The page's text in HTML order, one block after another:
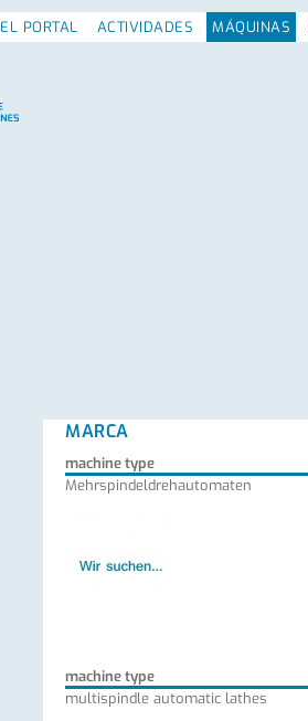
EL PORTAL ACTIVIDADES MÁQUINAS
MARCA
machine type
Mehrspindeldrehautomaten
machine type
multispindle automatic lathes